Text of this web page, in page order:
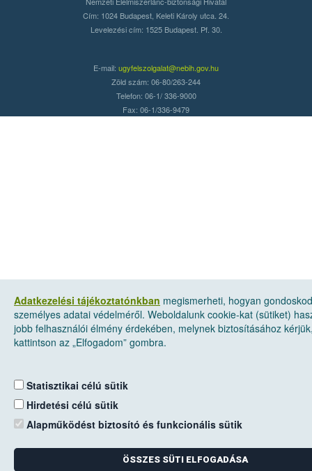
Adatkezelési tájékoztatónkban megismerheti, hogyan
személyes adatai védelméről. Weboldalunk cookie-kat (sütiket)
jobb felhasználói élmény érdekében, melynek biztosításához
kattintson az „Elfogadom” gombra.
Statisztikai célú sütik
Hirdetési célú sütik
Alapműködést biztosító és funkcionális sütik
ÖSSZES SÜTI ELFOGADÁSA
Cím: 1024 Budapest, Keleti Károly utca. 24.
Levelezési cím: 1525 Budapest. Pf. 30.
E-mail: ugyfelszolgalat@nebih.gov.hu
Zöld szám: 06-80/263-244
Telefon: 06-1/ 336-9000
Fax: 06-1/336-9479